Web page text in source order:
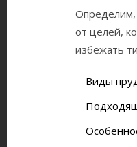
Определим,
от целей,
избежать
Виды